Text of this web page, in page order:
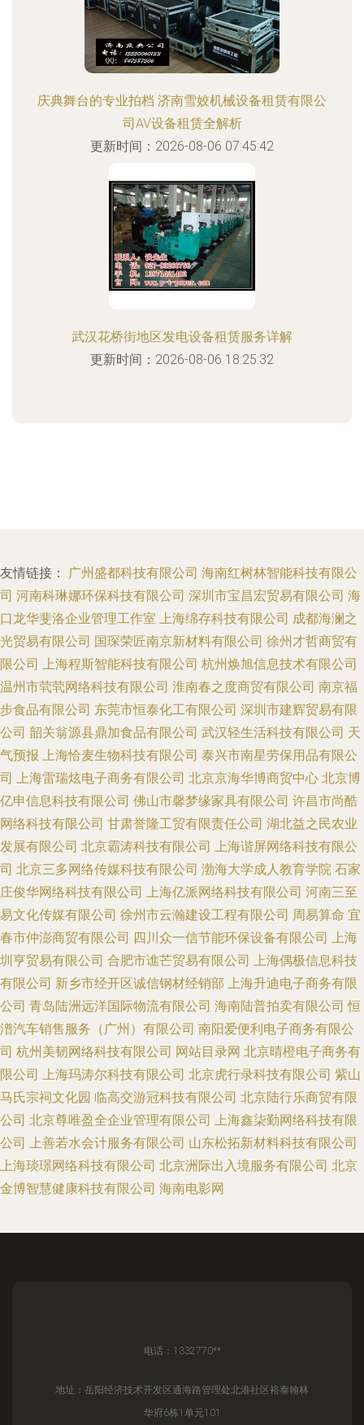
庆典舞台的专业拍档 济南雪姣机械设备租赁有限公
司AV设备租赁全解析
更新时间：2026-08-06 07:45:42
武汉花桥街地区发电设备租赁服务详解
更新时间：2026-08-06 18:25:32
友情链接： 广州盛都科技有限公司 海南红树林智能科技有限公
司 河南科琳娜环保科技有限公司 深圳市宝昌宏贸易有限公司 海
口龙华斐洛企业管理工作室 上海绵存科技有限公司 成都海澜之
光贸易有限公司 国琛荣匠南京新材料有限公司 徐州才哲商贸有
限公司 上海程斯智能科技有限公司 杭州焕旭信息技术有限公司
温州市茕茕网络科技有限公司 淮南春之度商贸有限公司 南京福
步食品有限公司 东莞市恒泰化工有限公司 深圳市建辉贸易有限
公司 韶关翁源县鼎加食品有限公司 武汉轻生活科技有限公司 天
气预报 上海恰麦生物科技有限公司 泰兴市南星劳保用品有限公
司 上海雷瑞炫电子商务有限公司 北京京海华博商贸中心 北京博
亿申信息科技有限公司 佛山市馨梦缘家具有限公司 许昌市尚酷
网络科技有限公司 甘肃誉隆工贸有限责任公司 湖北益之民农业
发展有限公司 北京霸涛科技有限公司 上海谐屏网络科技有限公
司 北京三多网络传媒科技有限公司 渤海大学成人教育学院 石家
庄俊华网络科技有限公司 上海亿派网络科技有限公司 河南三至
易文化传媒有限公司 徐州市云瀚建设工程有限公司 周易算命 宜
春市仲澎商贸有限公司 四川众一信节能环保设备有限公司 上海
圳亨贸易有限公司 合肥市谯芒贸易有限公司 上海偶极信息科技
有限公司 新乡市经开区诚信钢材经销部 上海升迪电子商务有限
公司 青岛陆洲远洋国际物流有限公司 海南陆普拍卖有限公司 恒
潽汽车销售服务（广州）有限公司 南阳爱便利电子商务有限公
司 杭州美韧网络科技有限公司 网站目录网 北京晴橙电子商务有
限公司 上海玛涛尔科技有限公司 北京虎行录科技有限公司 紫山
马氏宗祠文化园 临高交游冠科技有限公司 北京陆行乐商贸有限
公司 北京尊唯盈全企业管理有限公司 上海鑫柒勤网络科技有限
公司 上善若水会计服务有限公司 山东松拓新材料科技有限公司
上海琰璟网络科技有限公司 北京洲际出入境服务有限公司 北京
金博智慧健康科技有限公司 海南电影网
电话：1332770**
地址：岳阳经济技术开发区通海路管理处北港社区裕泰翰林
华府6栋1单元101